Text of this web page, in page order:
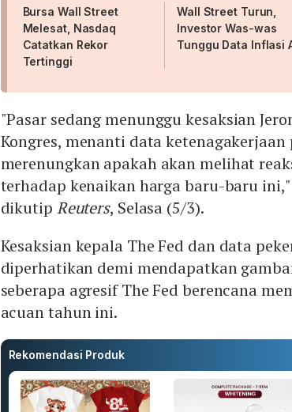
Bursa Wall Street
Melesat, Nasdaq
Catatkan Rekor
Tertinggi
Wall Street Turun,
Investor Was-was
Tunggu Data Inflasi
"Pasar sedang menunggu kesaksian
Kongres, menanti data ketenagakerjaan
merenungkan apakah akan melihat
terhadap kenaikan harga baru-baru
dikutip Reuters, Selasa (5/3).
Kesaksian kepala The Fed dan data
diperhatikan demi mendapatkan
seberapa agresif The Fed berencana
acuan tahun ini.
Rekomendasi Produk